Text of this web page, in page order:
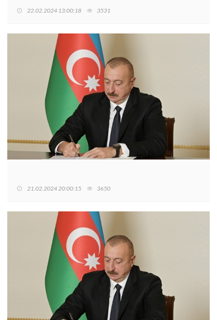
22.02.2024 13:00:18 3531
21.02.2024 20:00:15 3650